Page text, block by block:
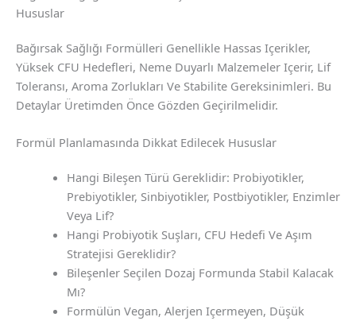
Hususlar
Bağırsak Sağlığı Formülleri Genellikle Hassas Içerikler,
Yüksek CFU Hedefleri, Neme Duyarlı Malzemeler Içerir, Lif
Toleransı, Aroma Zorlukları Ve Stabilite Gereksinimleri. Bu
Detaylar Üretimden Önce Gözden Geçirilmelidir.
Formül Planlamasında Dikkat Edilecek Hususlar
Hangi Bileşen Türü Gereklidir: Probiyotikler,
Prebiyotikler, Sinbiyotikler, Postbiyotikler, Enzimler
Veya Lif?
Hangi Probiyotik Suşları, CFU Hedefi Ve Aşım
Stratejisi Gereklidir?
Bileşenler Seçilen Dozaj Formunda Stabil Kalacak
Mı?
Formülün Vegan, Alerjen Içermeyen, Düşük